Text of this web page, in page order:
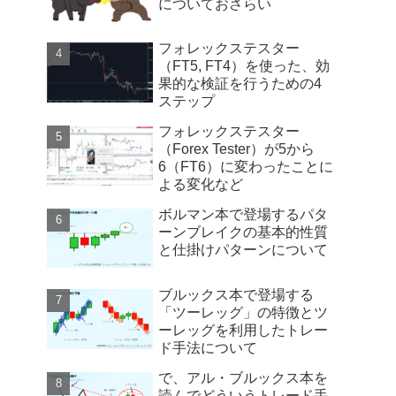
についておさらい
フォレックステスター
（FT5, FT4）を使った、効
果的な検証を行うための4
ステップ
フォレックステスター
（Forex Tester）が5から
6（FT6）に変わったことに
よる変化など
ボルマン本で登場するパタ
ーンブレイクの基本的性質
と仕掛けパターンについて
ブルックス本で登場する
「ツーレッグ」の特徴とツ
ーレッグを利用したトレー
ド手法について
で、アル・ブルックス本を